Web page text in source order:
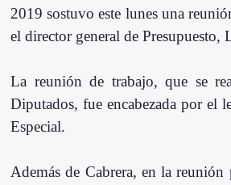
2019 sostuvo este lunes una
el director general de Presupuesto,
La reunión de trabajo, que se
Diputados, fue encabezada por el
Especial.
Además de Cabrera, en la